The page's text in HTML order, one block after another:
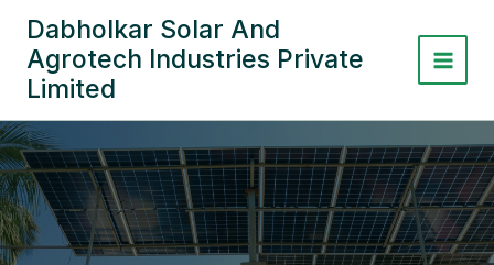
content
Dabholkar Solar And
Agrotech Industries Private
Limited